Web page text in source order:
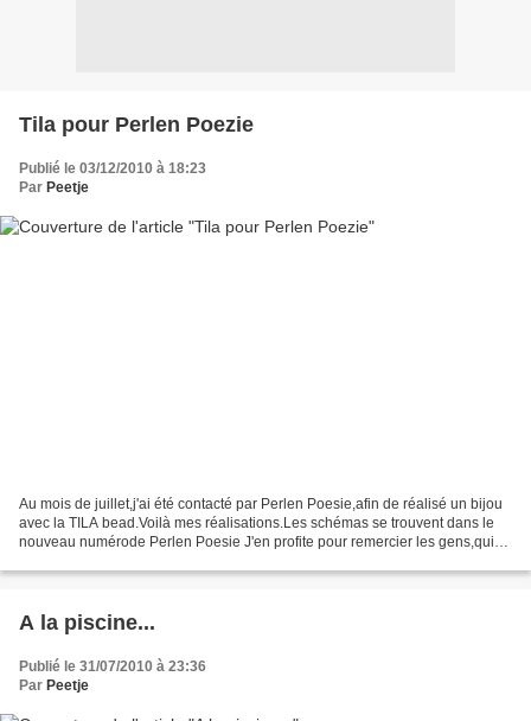
Tila pour Perlen Poezie
Publié le 03/12/2010 à 18:23
Par Peetje
Au mois de juillet,j'ai été contacté par Perlen Poesie,afin de réalisé un bijou
avec la TILA bead.Voilà mes réalisations.Les schémas se trouvent dans le
nouveau numérode Perlen Poesie J'en profite pour remercier les gens,qui
A la piscine...
Publié le 31/07/2010 à 23:36
Par Peetje